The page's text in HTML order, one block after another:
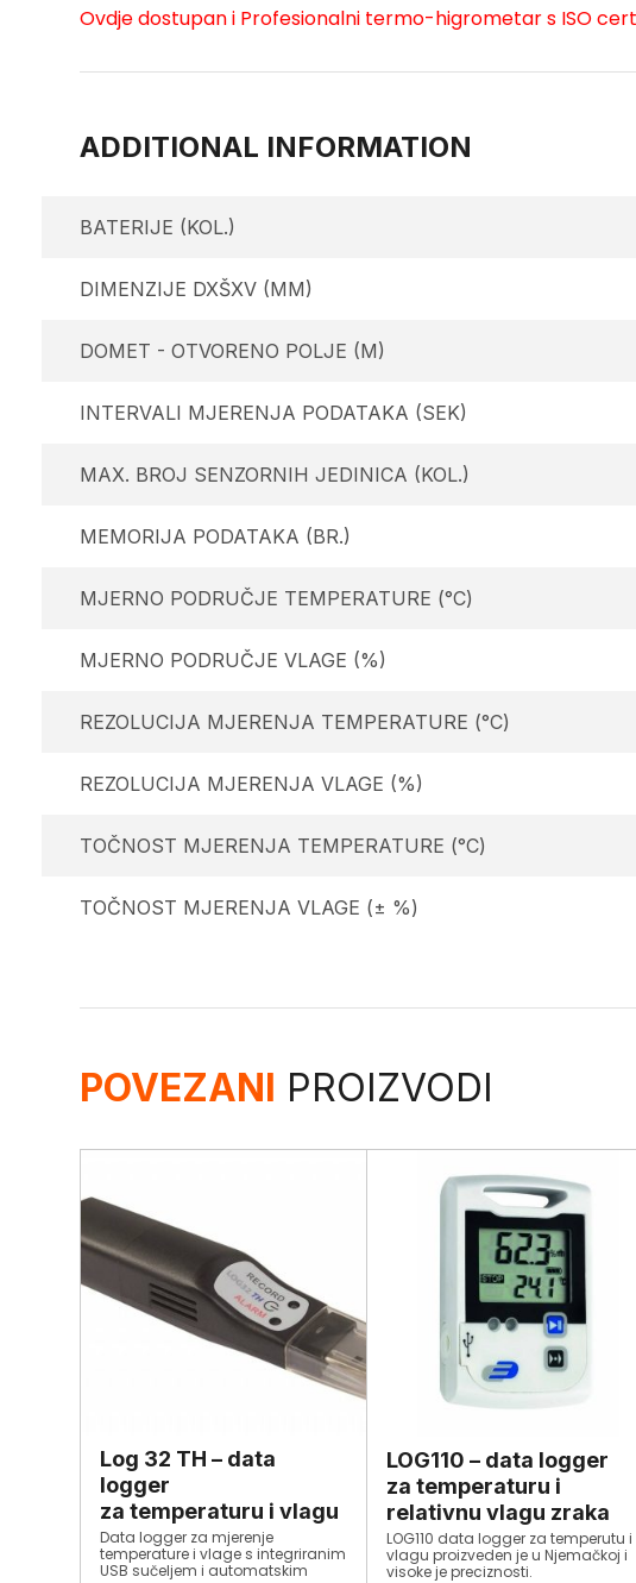
Ovdje dostupan i Profesionalni termo-higrometar s ISO
ADDITIONAL INFORMATION
BATERIJE (KOL.)
DIMENZIJE DXŠXV (MM)
DOMET - OTVORENO POLJE (M)
INTERVALI MJERENJA PODATAKA (SEK)
MAX. BROJ SENZORNIH JEDINICA (KOL.)
MEMORIJA PODATAKA (BR.)
MJERNO PODRUČJE TEMPERATURE (°C)
MJERNO PODRUČJE VLAGE (%)
REZOLUCIJA MJERENJA TEMPERATURE (°C)
REZOLUCIJA MJERENJA VLAGE (%)
TOČNOST MJERENJA TEMPERATURE (°C)
TOČNOST MJERENJA VLAGE (± %)
POVEZANI PROIZVODI
Log 32 TH – data
logger
za temperaturu i vlagu
Data logger za mjerenje
temperature i vlage s integriranim
USB sučeljem i automatskim
LOG110 – data logger
za temperaturu i
relativnu vlagu zraka
LOG110 data logger za temperutu i
vlagu proizveden je u Njemačkoj i
visoke je preciznosti.